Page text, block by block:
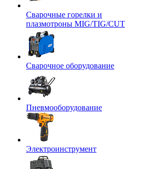
Сварочные горелки и
плазмотроны MIG/TIG/CUT
Сварочное оборудование
Пневмооборудование
Электроинструмент